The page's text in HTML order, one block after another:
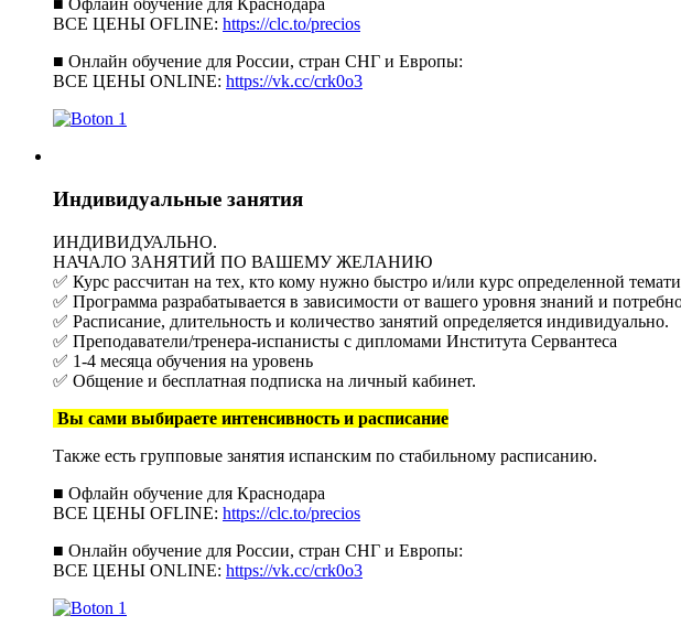
■ Офлайн обучение для Краснодара
ВСЕ ЦЕНЫ OFLINE: https://clc.to/precios
■ Онлайн обучение для России, стран СНГ и Европы:
ВСЕ ЦЕНЫ ONLINE: https://vk.cc/crk0o3
Индивидуальные занятия
ИНДИВИДУАЛЬНО.
НАЧАЛО ЗАНЯТИЙ ПО ВАШЕМУ ЖЕЛАНИЮ
✅ Курс рассчитан на тех, кто кому нужно быстро и/или курс определенной
✅ Программа разрабатывается в зависимости от вашего уровня знаний и
✅ Расписание, длительность и количество занятий определяется индивидуально.
✅ Преподаватели/тренера-испанисты с дипломами Института Сервантеса
✅ 1-4 месяца обучения на уровень
✅ Общение и бесплатная подписка на личный кабинет.
Вы сами выбираете интенсивность и расписание
Также есть групповые занятия испанским по стабильному расписанию.
■ Офлайн обучение для Краснодара
ВСЕ ЦЕНЫ OFLINE: https://clc.to/precios
■ Онлайн обучение для России, стран СНГ и Европы:
ВСЕ ЦЕНЫ ONLINE: https://vk.cc/crk0o3